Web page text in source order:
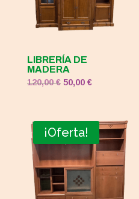
LIBRERÍA DE
MADERA
120,00€ El
era:
120,00 €.
50,00 €El
es:
50,00 €.
¡Oferta!